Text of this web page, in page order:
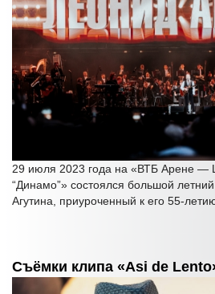
29 июля 2023 года на «ВТБ Арене —
“Динамо”» состоялся большой
Агутина, приуроченный к его 55-
Съёмки клипа «Asi de